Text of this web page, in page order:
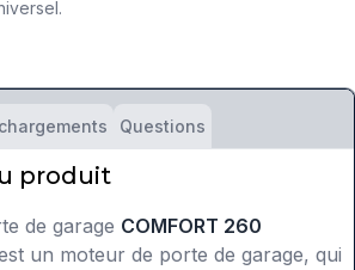
Questions
produit
de garage COMFORT 260
un moteur de porte de garage, qui